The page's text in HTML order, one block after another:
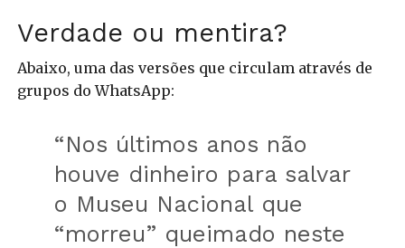
Verdade ou mentira?
Abaixo, uma das versões que circulam através de
grupos do WhatsApp:
“Nos últimos anos não
houve dinheiro para salvar
o Museu Nacional que
“morreu” queimado neste